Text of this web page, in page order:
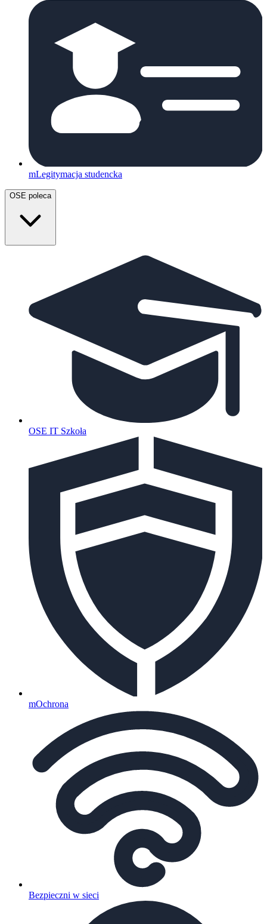
mLegitymacja studencka
OSE poleca
OSE IT Szkoła
mOchrona
Bezpieczni w sieci